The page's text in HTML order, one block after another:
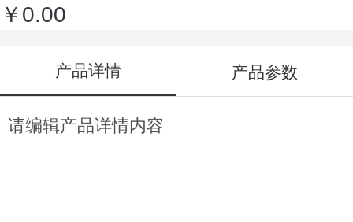
￥0.00
产品详情 产品参数
请编辑产品详情内容